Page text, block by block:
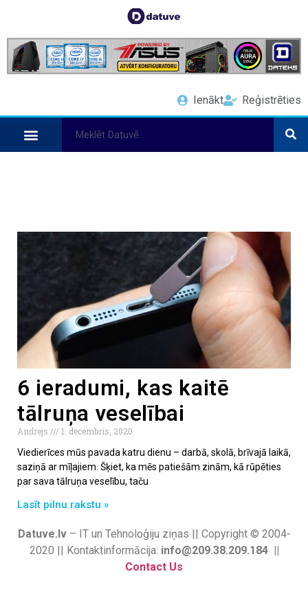
Ienākt Reģistrēties
6 ieradumi, kas kaitē
tālruņa veselībai
Andrejs
1. decembris, 2020
Viedierīces mūs pavada katru dienu – darbā, skolā, brīvajā laikā,
saziņā ar mīļajiem. Šķiet, ka mēs patiešām zinām, kā rūpēties
par sava tālruņa veselību, taču
Lasīt pilnu rakstu »
Datuve.lv– IT un Tehnoloģiju ziņas || Copyright © 2004-
2020 || Kontaktinformācija: info@209.38.209.184 ||
Contact Us